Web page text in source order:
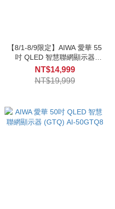
【8/1-8/9限定】AIWA 愛華 55
吋 QLED 智慧聯網顯示器
(GTQ) AI-55GTQ7
NT$14,999
NT$19,999